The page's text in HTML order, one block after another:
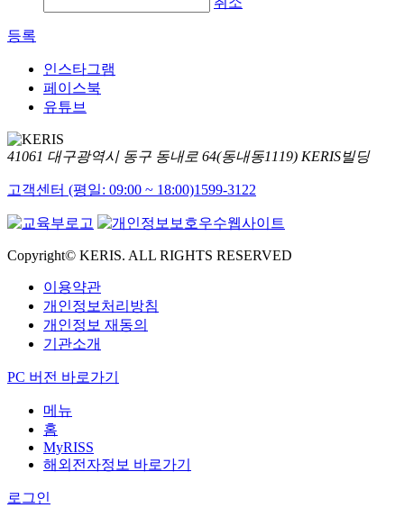
등록
인스타그램
페이스북
유튜브
41061 대구광역시 동구 동내로 64(동내동1119) KERIS빌딩
고객센터 (평일: 09:00 ~ 18:00)1599-3122
Copyright© KERIS. ALL RIGHTS RESERVED
이용약관
개인정보처리방침
개인정보 재동의
기관소개
PC 버전 바로가기
메뉴
홈
MyRISS
해외전자정보 바로가기
로그인